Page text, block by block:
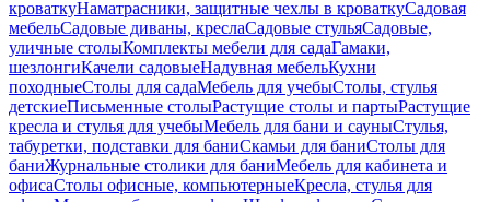
кроваткуНаматрасники, защитные чехлы в кроваткуСадовая
мебельСадовые диваны, креслаСадовые стульяСадовые,
уличные столыКомплекты мебели для садаГамаки,
шезлонгиКачели садовыеНадувная мебельКухни
походныеСтолы для садаМебель для учебыСтолы, стулья
детскиеПисьменные столыРастущие столы и партыРастущие
кресла и стулья для учебыМебель для бани и сауныСтулья,
табуретки, подставки для баниСкамьи для баниСтолы для
баниЖурнальные столики для баниМебель для кабинета и
офисаСтолы офисные, компьютерныеКресла, стулья для